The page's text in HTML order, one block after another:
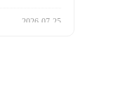
2026-07-25